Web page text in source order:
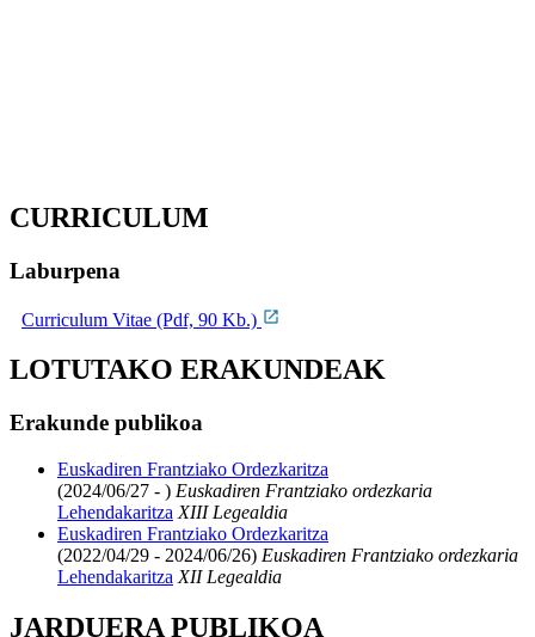
CURRICULUM
Laburpena
Curriculum Vitae (Pdf, 90 Kb.)
LOTUTAKO ERAKUNDEAK
Erakunde publikoa
Euskadiren Frantziako Ordezkaritza
(2024/06/27 - ) Euskadiren Frantziako ordezkaria
Lehendakaritza XIII Legealdia
Euskadiren Frantziako Ordezkaritza
(2022/04/29 - 2024/06/26) Euskadiren Frantziako ordezkaria
Lehendakaritza XII Legealdia
JARDUERA PUBLIKOA